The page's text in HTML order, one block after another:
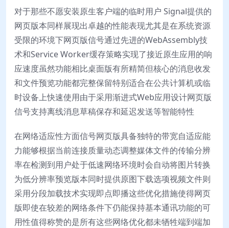
对于那些不愿安装原生客户端的临时用户 Signal提供的
网页版本同样展现出卓越的性能表现尤其是在系统资源
受限的环境下网页版信号通过先进的WebAssembly技
术和Service Worker缓存策略实现了接近原生应用的响
应速度虽然功能相比桌面版有所精简但核心的消息收发
和文件预览功能都完整保留特别适合在公共计算机或临
时设备上快速使用由于采用渐进式Web应用设计网页版
信号支持离线消息草稿保存和延迟发送等智能特性
在网络适应性方面信号网页版具备独特的带宽自适应能
力能够根据当前连接质量动态调整媒体文件的传输分辨
率在检测到用户处于低速网络环境时会自动将图片转换
为低分辨率预览版本同时提供原图下载选项视频文件则
采用分段加载技术实现即点即播这些优化措施使得网页
版即使在较差的网络条件下仍能保持基本通讯功能的可
用性值得称赞的是所有这些网络优化都未牺牲端到端加